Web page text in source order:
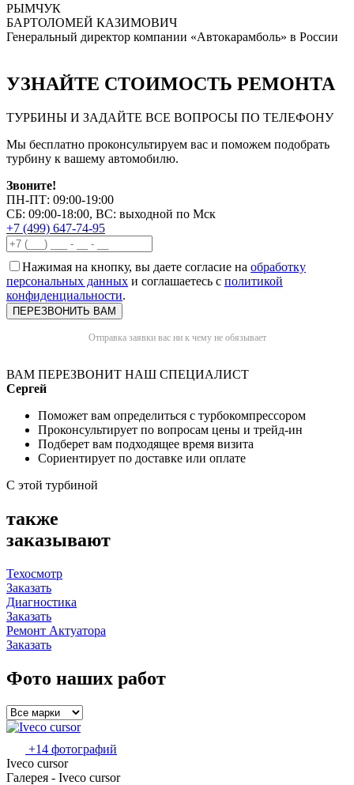
РЫМЧУК
БАРТОЛОМЕЙ КАЗИМОВИЧ
Генеральный директор компании «Автокарамболь» в России
УЗНАЙТЕ СТОИМОСТЬ РЕМОНТА
ТУРБИНЫ И ЗАДАЙТЕ ВСЕ ВОПРОСЫ ПО ТЕЛЕФОНУ
Мы бесплатно проконсультируем вас и поможем подобрать
турбину к вашему автомобилю.
Звоните!
ПН-ПТ: 09:00-19:00
СБ: 09:00-18:00, ВС: выходной по Мск
+7 (499) 647-74-95
Нажимая на кнопку, вы даете согласие на обработку
персональных данных и соглашаетесь с политикой
конфиденциальности.
Отправка заявки вас ни к чему не обязывает
ВАМ ПЕРЕЗВОНИТ НАШ СПЕЦИАЛИСТ
Сергей
Поможет вам определиться с турбокомпрессором
Проконсультирует по вопросам цены и трейд-ин
Подберет вам подходящее время визита
Сориентирует по доставке или оплате
С этой турбиной
также
заказывают
Техосмотр
Заказать
Диагностика
Заказать
Ремонт Актуатора
Заказать
Фото наших работ
+14 фотографий
Iveco cursor
Галерея - Iveco cursor